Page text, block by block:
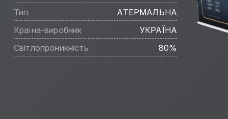
Тип
АТЕРМАЛЬНА
Країна-виробник
УКРАЇНА
Світлопроникність
80%